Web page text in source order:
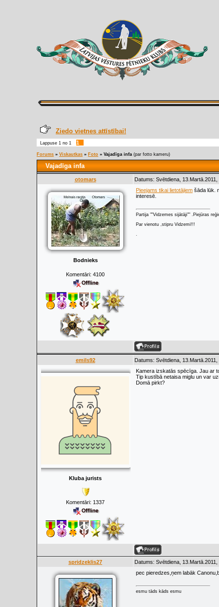
Ziedo vietnes attīstībai!
Lappuse 1 no 1 1
Forums » Viskautkas » Foto » Vajadīga infa (par fotto kameru)
Vajadīga infa
otomars Datums: Svētdiena,
Bodnieks
Komentāri: 4100
Pieejams tikai lietotājiem šāda lūk.
interesē.
Partija ""Vidzemes sijātāji"" .Piejūras
Par vienotu ,stipru Vidzemi!!!
.
emils92 Datums: Svētdiena,
Kluba jurists
Komentāri: 1337
Kamera izskatās spēcīga. Jau ar
Tip kustībā netaisa miglu un var
Domā pirkt?
spridzeklis27 Datums: Svētdiena,
pec pieredzes,ņem labāk
esmu tāds kāds esmu